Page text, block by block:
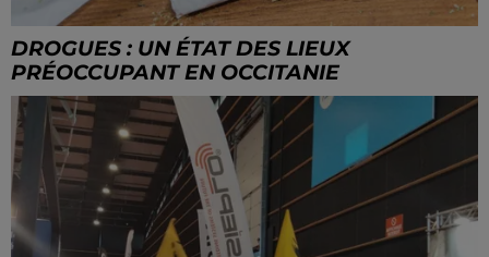
DROGUES : UN ÉTAT DES LIEUX
PRÉOCCUPANT EN OCCITANIE